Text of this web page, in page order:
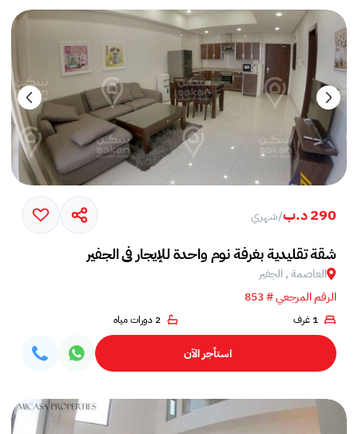
290 د.ب /شهري
شقة تقليدية بغرفة نوم واحدة للإيجار في الجفير
العاصمة , الجفير
الرقم المرجعي # 853
1 غرف 2 دورات مياه
استأجر الآن